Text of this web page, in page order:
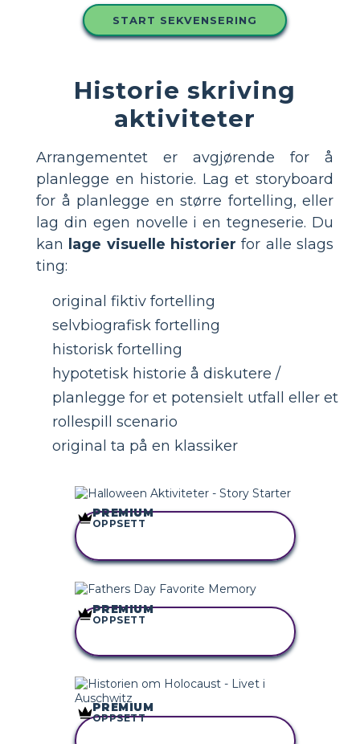
START SEKVENSERING
Historie skriving
aktiviteter
Arrangementet er avgjørende for å
planlegge en historie. Lag et storyboard
for å planlegge en større fortelling, eller
lag din egen novelle i en tegneserie. Du
kan
lage visuelle historier for alle slags
ting:
original fiktiv fortelling
selvbiografisk fortelling
historisk fortelling
hypotetisk historie å diskutere /
planlegge for et potensielt utfall eller et
rollespill scenario
original ta på en klassiker
KOPIER DETTE
PREMIUM
OPPSETT
KOPIER DETTE
PREMIUM
OPPSETT
PREMIUM
OPPSETT